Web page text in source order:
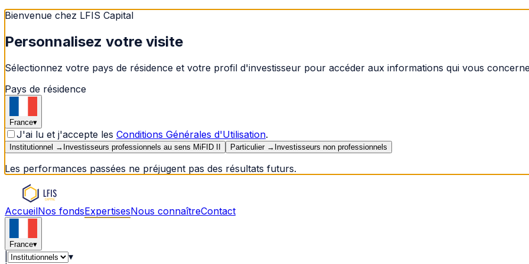
Bienvenue chez LFIS Capital
Personnalisez votre visite
Sélectionnez votre pays de résidence et votre profil d'investisseur pour accéder aux informations qui vous
Pays de résidence
France▾
J'ai lu et j'accepte les Conditions Générales d'Utilisation.
Institutionnel → Investisseurs professionnels au sens MiFID II Particulier→ Investisseurs non professionnels
Les performances passées ne préjugent pas des résultats futurs.
AccueilNos fondsExpertisesNous connaîtreContact
France▾
▾